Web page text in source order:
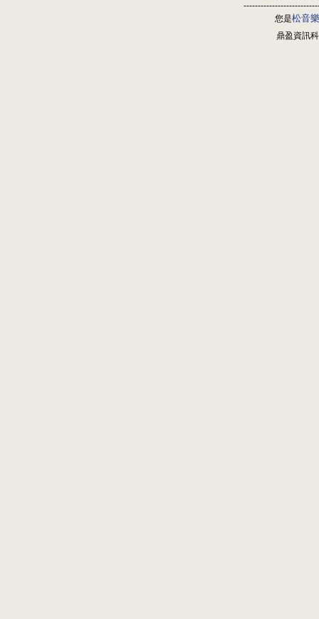
您是松音
鼎盈資訊